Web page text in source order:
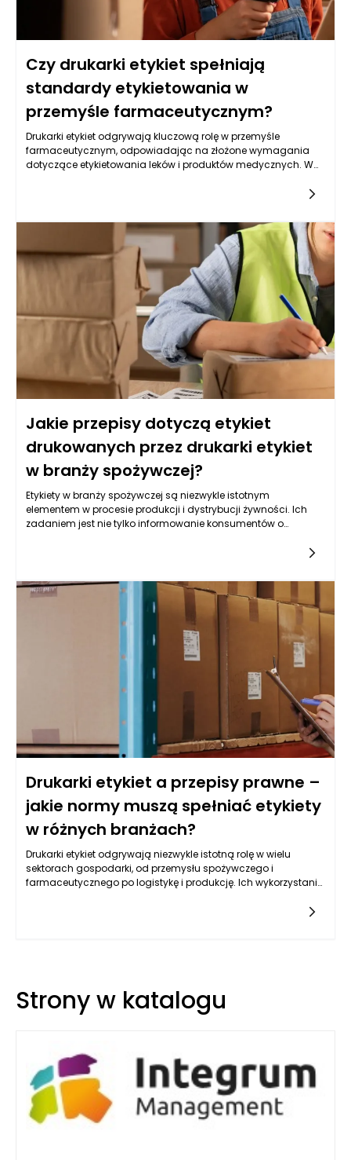
Czy drukarki etykiet spełniają
standardy etykietowania w
przemyśle farmaceutycznym?
Drukarki etykiet odgrywają kluczową rolę w przemyśle
farmaceutycznym, odpowiadając na złożone wymagania
dotyczące etykietowania leków i produktów medycznych. W
projektowane i wykorzystywane w taki sposób, aby zapewnić
zgodność z przepisami prawa oraz regulacjami branżowymi.
Regulacje takie, jak Dyrektywa Unii Europejskiej 2001/83/WE
dotycząca wprowadzenia produktów leczniczych do obrotu,
nakładają obowiązki na producentów dotyczące
dokładności i klarowności informacji zamieszczonych na
etykietach. Drukarki etykiet muszą więc oferować precyzję i
niezawodność, aby sprostać tym wymaganiom.
Jakie przepisy dotyczą etykiet
drukowanych przez drukarki etykiet
w branży spożywczej?
Etykiety w branży spożywczej są niezwykle istotnym
elementem w procesie produkcji i dystrybucji żywności. Ich
zadaniem jest nie tylko informowanie konsumentów o
regulowane zarówno na poziomie krajowym, jak i unijnym, co
wpływa na sposób, w jaki drukarki etykiet wykonują swoje
zadania. Rozporządzenia te określają, jakie informacje muszą
znaleźć się na etykietach produktów spożywczych, aby
zapewnić konsumentom rzetelne i przejrzyste dane, które
umożliwiają dokonywanie świadomych wyborów.
Drukarki etykiet a przepisy prawne –
jakie normy muszą spełniać etykiety
w różnych branżach?
Drukarki etykiet odgrywają niezwykle istotną rolę w wielu
sektorach gospodarki, od przemysłu spożywczego i
farmaceutycznego po logistykę i produkcję. Ich wykorzystanie
zrozumiałe oraz łatwo dostępne. Przedsiębiorcy korzystający z
drukarek etykiet muszą więc znać obowiązujące regulacje i
Strony w katalogu